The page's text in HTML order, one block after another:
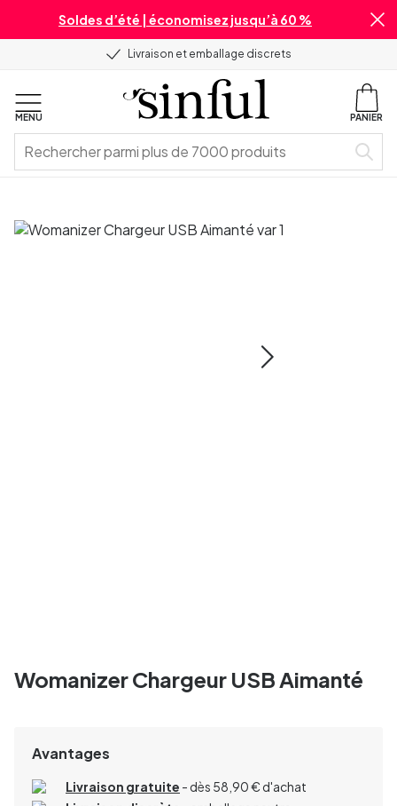
Soldes d’été | économisez jusqu’à 60 %
Livraison et emballage discrets
MENU PANIER
Womanizer Chargeur USB Aimanté
Avantages
Livraison gratuite - dès 58,90 € d'achat